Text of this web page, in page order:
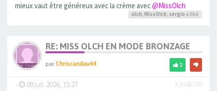
mieux vaut être généreux avec la crème avec@MissOlch
olch, MissOlch, sergio a liké
RE: MISS OLCH EN MODE BRONZAGE
parChriscandau44 2
- 08 juil. 2026, 15:27
#2948798